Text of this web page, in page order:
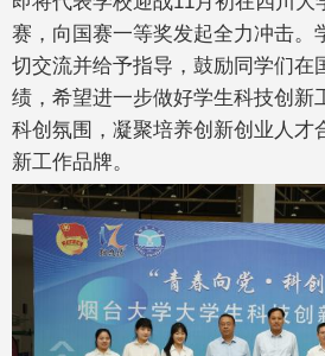
赛，向国赛一等奖发起全力冲击。
切交流并给予指导，鼓励同学们在
绩，希望进一步做好学生科技创新
科创氛围，凝聚培养创新创业人才
新工作品牌。